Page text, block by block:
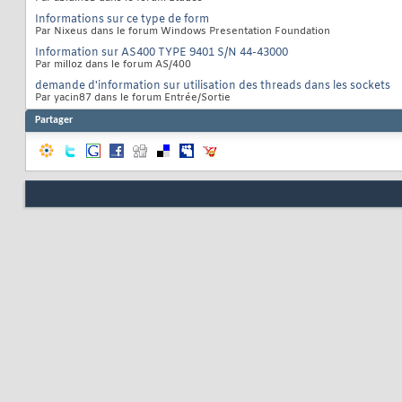
Informations sur ce type de form
Par Nixeus dans le forum Windows Presentation Foundation
Information sur AS400 TYPE 9401 S/N 44-43000
Par milloz dans le forum AS/400
demande d'information sur utilisation des threads dans les sockets
Par yacin87 dans le forum Entrée/Sortie
Partager